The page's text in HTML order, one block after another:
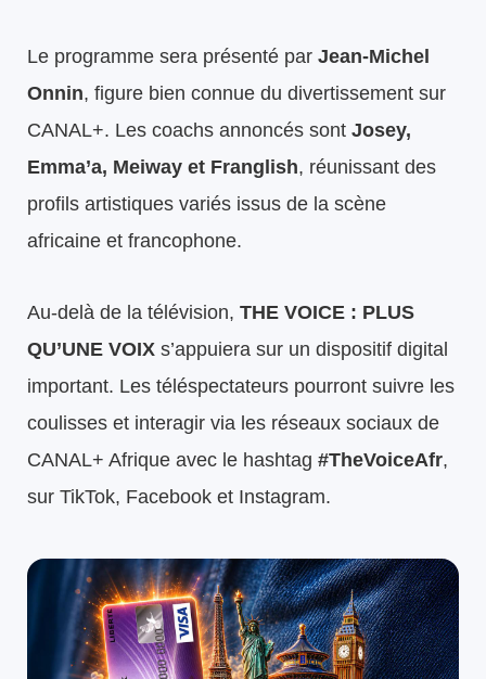
Le programme sera présenté par Jean-Michel
Onnin, figure bien connue du divertissement sur
CANAL+. Les coachs annoncés sont Josey,
Emma’a, Meiway et Franglish, réunissant des
profils artistiques variés issus de la scène
africaine et francophone.
Au-delà de la télévision, THE VOICE : PLUS
QU’UNE VOIX s’appuiera sur un dispositif digital
important. Les téléspectateurs pourront suivre les
coulisses et interagir via les réseaux sociaux de
CANAL+ Afrique avec le hashtag #TheVoiceAfr,
sur TikTok, Facebook et Instagram.